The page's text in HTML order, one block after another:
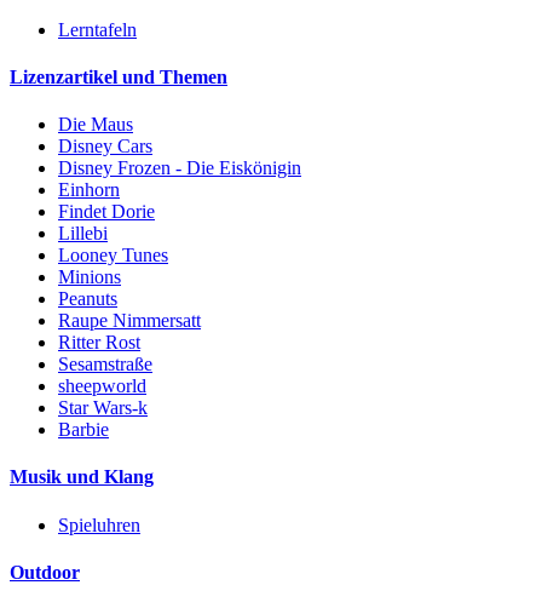
Lerntafeln
Lizenzartikel und Themen
Die Maus
Disney Cars
Disney Frozen - Die Eiskönigin
Einhorn
Findet Dorie
Lillebi
Looney Tunes
Minions
Peanuts
Raupe Nimmersatt
Ritter Rost
Sesamstraße
sheepworld
Star Wars-k
Barbie
Musik und Klang
Spieluhren
Outdoor